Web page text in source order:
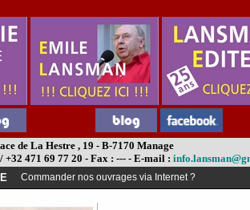
de La Hestre , 19 - B-7170 Manage
+32 471 69 77 20 - Fax : --- - E-mail :
Commander nos ouvrages via Internet ?